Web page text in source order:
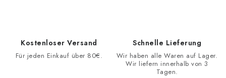
Kostenloser Versand
Für jeden Einkauf über 80€.
Schnelle Lieferung
Wir haben alle Waren auf Lager.
Wir liefern innerhalb von 3
Tagen.